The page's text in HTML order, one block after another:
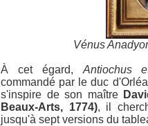
Vénus
À cet égard, Antiochus
commandé par le duc
s'inspire de son maître
Beaux-Arts, 1774), il
jusqu'à sept versions du